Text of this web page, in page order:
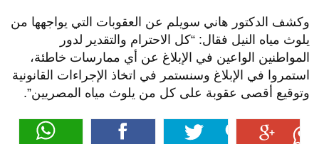
وكشف الدكتور هاني سويلم عن العقوبات التي يواجهها من
يلوث مياه النيل فقال: “كل الاحترام والتقدير لدور
المواطنين الواعين في الإبلاغ عن أي ممارسات خاطئة،
استمروا في الإبلاغ وسنستمر في اتخاذ الإجراءات القانونية
وتوقيع أقصى عقوبة على كل من يلوث مياه المصريين”.